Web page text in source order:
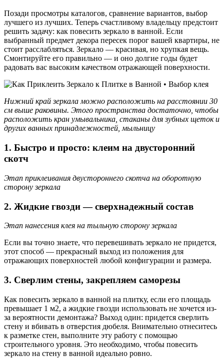
Позади просмотры каталогов, сравнение вариантов, выбор
лучшего из лучших. Теперь счастливому владельцу предстоит
решить задачу: как повесить зеркало в ванной. Если
выбранный предмет декора пересек порог вашей квартиры, не
стоит расслабляться. Зеркало — красивая, но хрупкая вещь.
Смонтируйте его правильно — и оно долгие годы будет
радовать вас высоким качеством отражающей поверхности.
Нижний край зеркала можно расположить на расстоянии 30
см выше раковины. Этого пространства достаточно, чтобы
расположить кран умывальника, стаканы для зубных щеток и
других ванных принадлежностей, мыльницу
1. Быстро и просто: клеим на двусторонний
скотч
Этап приклеивания двустороннего скотча на оборотную
сторону зеркала
2. Жидкие гвозди — сверхнадежный состав
Этап нанесения клея на тыльную сторону зеркала
Если вы точно знаете, что перевешивать зеркало не придется,
этот способ — прекрасный выход из положения для
отражающих поверхностей любой конфигурации и размера.
3. Сверлим стены, закрепляем саморезы
Как повесить зеркало в ванной на плитку, если его площадь
превышает 1 м2, а жидкие гвозди использовать не хочется из-
за вероятности демонтажа? Выход один: придется сверлить
стену и вбивать в отверстия дюбеля. Внимательно отнеситесь
к разметке стен, выполните эту работу с помощью
строительного уровня. Это необходимо, чтобы повесить
зеркало на стену в ванной идеально ровно.